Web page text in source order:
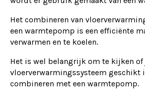
Het combineren van
een warmtepomp is een efficiënte
verwarmen en te koelen.
Het is wel belangrijk om te kijken
vloerverwarmingssysteem geschikt
combineren met een warmtepomp.